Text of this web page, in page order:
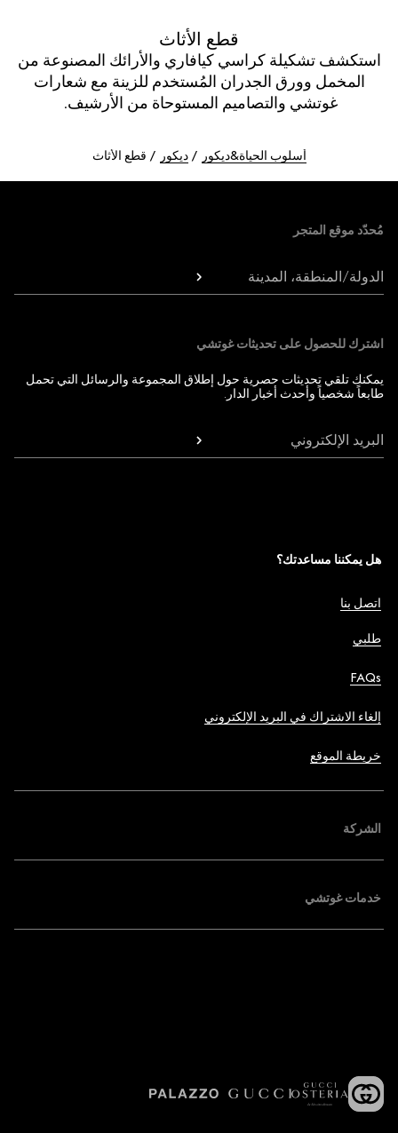
قطع الأثاث
استكشف تشكيلة كراسي كيافاري والأرائك المصنوعة من
المخمل وورق الجدران المُستخدم للزينة مع شعارات
غوتشي والتصاميم المستوحاة من الأرشيف.
أسلوب الحياة&ديكور ديكور قطع الأثاث
مُحدّد موقع المتجر
الدولة/المنطقة، المدينة
اشترك للحصول على تحديثات غوتشي
يمكنك تلقي تحديثات حصرية حول إطلاق المجموعة والرسائل التي تحمل
طابعاً شخصياً وأحدث أخبار الدار.
البريد الإلكتروني
هل يمكننا مساعدتك؟
اتصل بنا
طلبي
FAQs
إلغاء الاشتراك في البريد الإلكتروني
خريطة الموقع
الشركة
خدمات غوتشي